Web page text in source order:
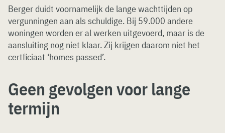
Berger duidt voornamelijk de lange wachttijden op
vergunningen aan als schuldige. Bij 59.000 andere
woningen worden er al werken uitgevoerd, maar is de
aansluiting nog niet klaar. Zij krijgen daarom niet het
certficiaat ‘homes passed’.
Geen gevolgen voor lange
termijn